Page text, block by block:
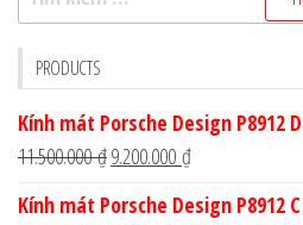
kiếm
cho:
PRODUCTS
Kính mát Porsche Design P8912 D
11.500.000₫Giá
9.200.000 ₫Giá
Kính mát Porsche Design P8912 C